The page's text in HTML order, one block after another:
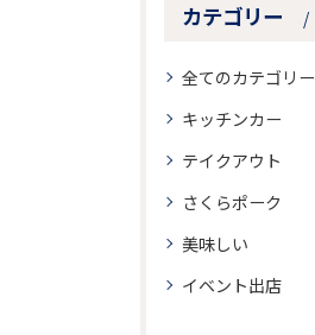
カテゴリー
全てのカテゴリー
キッチンカー
テイクアウト
さくらポーク
美味しい
イベント出店